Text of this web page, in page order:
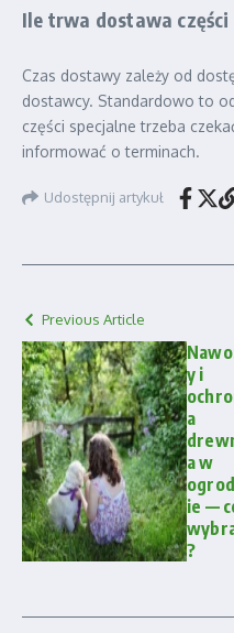
Ile trwa dostawa
Czas dostawy zależy od
dostawcy. Standardowo to
części specjalne trzeba
informować o terminach.
Udostępnij artykuł
Previous Article
y i
a
a w
ie —
?